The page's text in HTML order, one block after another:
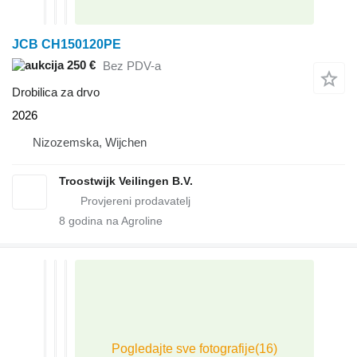
JCB CH150120PE
250 € Bez PDV-a
Drobilica za drvo
2026
Nizozemska, Wijchen
Troostwijk Veilingen B.V.
8 godina na Agroline